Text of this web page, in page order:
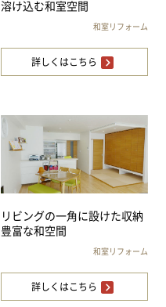
溶け込む和室空間
和室リフォーム
詳しくはこちら
リビングの一角に設けた収納
豊富な和空間
和室リフォーム
詳しくはこちら